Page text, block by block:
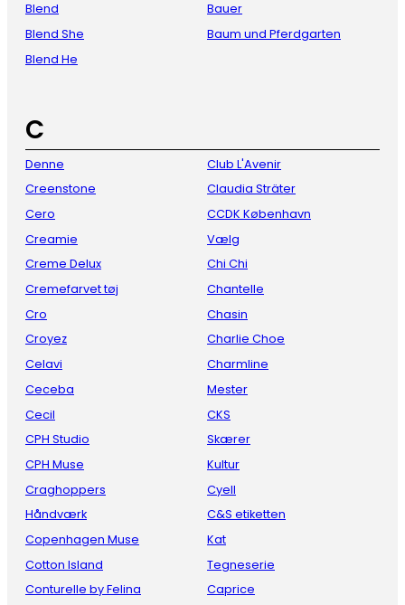
Blend
Blend She
Blend He
Bauer
Baum und Pferdgarten
C
Denne
Creenstone
Cero
Creamie
Creme Delux
Cremefarvet tøj
Cro
Croyez
Celavi
Ceceba
Cecil
CPH Studio
CPH Muse
Craghoppers
Håndværk
Copenhagen Muse
Cotton Island
Conturelle by Felina
Club L'Avenir
Claudia Sträter
CCDK København
Vælg
Chi Chi
Chantelle
Chasin
Charlie Choe
Charmline
Mester
CKS
Skærer
Kultur
Cyell
C&S etiketten
Kat
Tegneserie
Caprice